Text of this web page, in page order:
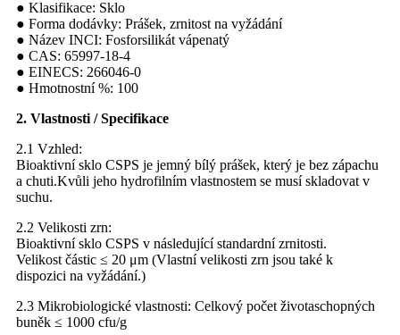
● Klasifikace: Sklo
● Forma dodávky: Prášek, zrnitost na vyžádání
● Název INCI: Fosforsilikát vápenatý
● CAS: 65997-18-4
● EINECS: 266046-0
● Hmotnostní %: 100
2. Vlastnosti / Specifikace
2.1 Vzhled:
Bioaktivní sklo CSPS je jemný bílý prášek, který je bez zápachu
a chuti.Kvůli jeho hydrofilním vlastnostem se musí skladovat v
suchu.
2.2 Velikosti zrn:
Bioaktivní sklo CSPS v následující standardní zrnitosti.
Velikost částic ≤ 20 μm (Vlastní velikosti zrn jsou také k
dispozici na vyžádání.)
2.3 Mikrobiologické vlastnosti: Celkový počet životaschopných
buněk ≤ 1000 cfu/g